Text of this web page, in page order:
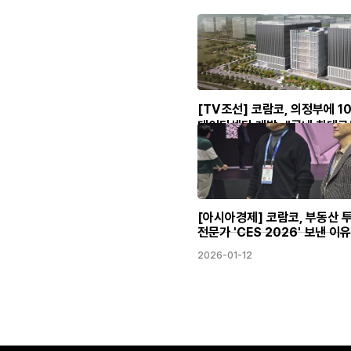
[TV조선] 코람코, 의정부에
데이터센터 개발…"국내 최대
2026-01-28
[아시아경제] 코람코, 부동산
전문가 'CES 2026' 보낸 이유
2026-01-12